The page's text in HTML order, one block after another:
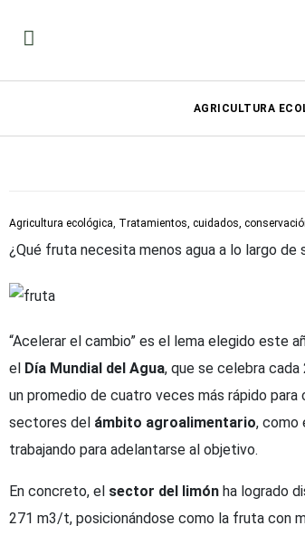
AGRICULTURA
Agricultura ecológica, Tratamientos, cuidados,
¿Qué fruta necesita menos agua a lo largo de
“Acelerar el cambio” es el lema elegido este
el Día Mundial del Agua, que se celebra cada
un promedio de cuatro veces más rápido para
sectores del ámbito agroalimentario, como
trabajando para adelantarse al objetivo.
En concreto, el sector del limón ha logrado
271 m3/t, posicionándose como la fruta con